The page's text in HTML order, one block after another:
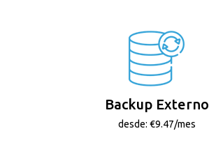
Backup Externo
desde: €9.47/mes